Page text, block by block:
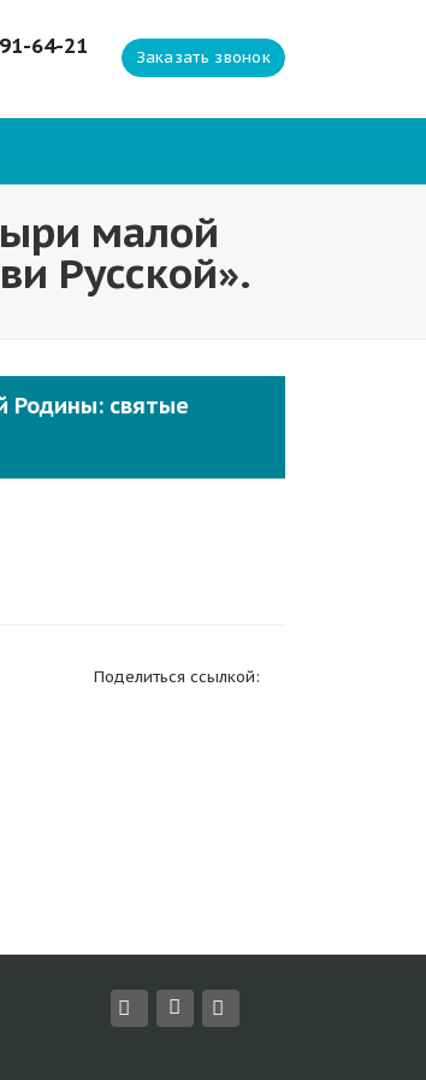
Заказать звонок
64-21
малой
Русской».
Родины: святые
Поделиться ссылкой: